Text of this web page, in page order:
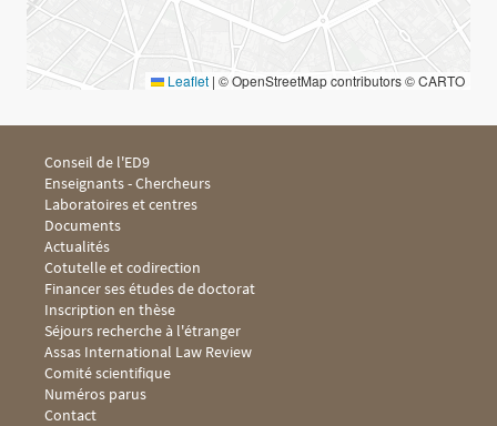
Leaflet | © OpenStreetMap contributors © CARTO
Menu footer ED9 1
Conseil de l'ED9
Enseignants - Chercheurs
Laboratoires et centres
Documents
Menu footer ED9 2
Actualités
Cotutelle et codirection
Financer ses études de doctorat
Inscription en thèse
Séjours recherche à l'étranger
Menu footer ED9 3
Assas International Law Review
Comité scientifique
Numéros parus
Menu footer ED9 4
Contact